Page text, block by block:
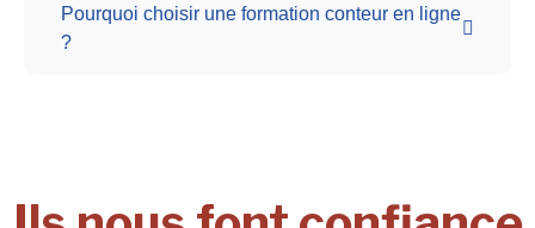
Pourquoi choisir une formation conteur en ligne
?